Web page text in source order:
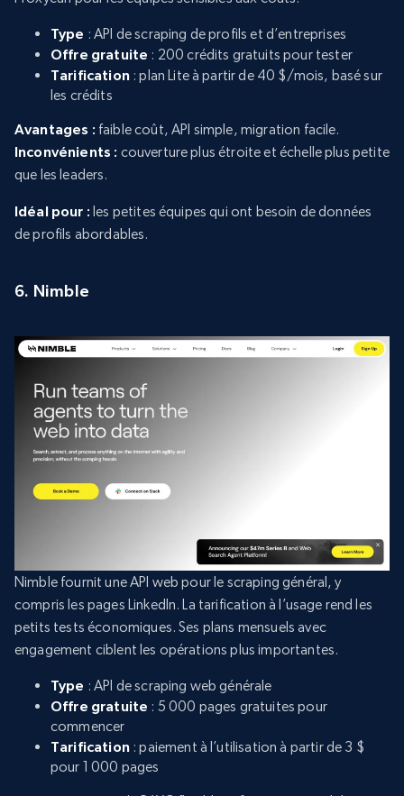
Type : API de scraping de profils et d’entreprises
Offre gratuite : 200 crédits gratuits pour tester
Tarification: plan Lite à partir de 40 $/mois, basé sur
les crédits
Avantages : faible coût, API simple, migration facile.
Inconvénients : couverture plus étroite et échelle plus petite
que les leaders.
Idéal pour : les petites équipes qui ont besoin de données
de profils abordables.
6. Nimble
Nimble fournit une API web pour le scraping général, y
compris les pages LinkedIn. La tarification à l’usage rend les
petits tests économiques. Ses plans mensuels avec
engagement ciblent les opérations plus importantes.
Type : API de scraping web générale
Offre gratuite : 5 000 pages gratuites pour
commencer
Tarification: paiement à l’utilisation à partir de 3 $
pour 1 000 pages